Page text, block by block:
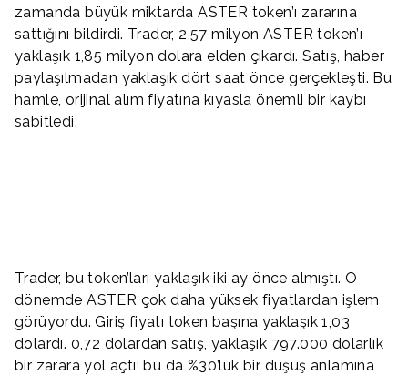
zamanda büyük miktarda ASTER token’ı zararına
sattığını bildirdi. Trader, 2,57 milyon ASTER token’ı
yaklaşık 1,85 milyon dolara elden çıkardı. Satış, haber
paylaşılmadan yaklaşık dört saat önce gerçekleşti. Bu
hamle, orijinal alım fiyatına kıyasla önemli bir kaybı
sabitledi.
Trader, bu token’ları yaklaşık iki ay önce almıştı. O
dönemde ASTER çok daha yüksek fiyatlardan işlem
görüyordu. Giriş fiyatı token başına yaklaşık 1,03
dolardı. 0,72 dolardan satış, yaklaşık 797.000 dolarlık
bir zarara yol açtı; bu da %30’luk bir düşüş anlamına